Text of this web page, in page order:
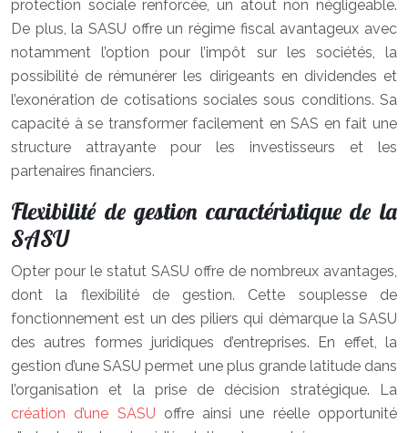
protection sociale renforcée, un atout non négligeable.
De plus, la SASU offre un régime fiscal avantageux avec
notamment l’option pour l’impôt sur les sociétés, la
possibilité de rémunérer les dirigeants en dividendes et
l’exonération de cotisations sociales sous conditions. Sa
capacité à se transformer facilement en SAS en fait une
structure attrayante pour les investisseurs et les
partenaires financiers.
Flexibilité de gestion caractéristique de la
SASU
Opter pour le statut SASU offre de nombreux avantages,
dont la flexibilité de gestion. Cette souplesse de
fonctionnement est un des piliers qui démarque la SASU
des autres formes juridiques d’entreprises. En effet, la
gestion d’une SASU permet une plus grande latitude dans
l’organisation et la prise de décision stratégique. La
création d’une SASU offre ainsi une réelle opportunité